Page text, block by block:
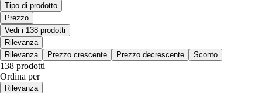
Tipo di prodotto
Prezzo
Vedi i 138 prodotti
Rilevanza
Rilevanza
Prezzo crescente Prezzo decrescente Sconto
138 prodotti
Ordina per
Rilevanza